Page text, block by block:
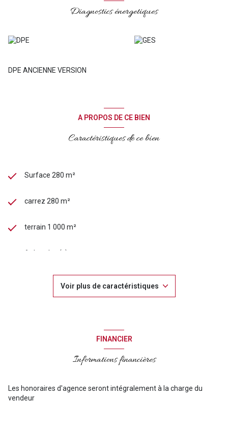
de 1000m²clos. Maison lumineuse, décorée avec goût, équipée de
domotique, chauffage au sol.. vous n'aurez plus qu'à poser vos
immobilier Emmanuelle Castela au 06 37 21 14 68.
Diagnostics énergetiques
DPE ANCIENNE VERSION
A PROPOS DE CE BIEN
Caractéristiques de ce bien
Surface 280 m²
carrez 280 m²
terrain 1 000 m²
6 chambre(s)
cuisine séparée (équipée)
Voir plus de caractéristiques
FINANCIER
Informations financières
Les honoraires d'agence seront intégralement à la charge du
vendeur